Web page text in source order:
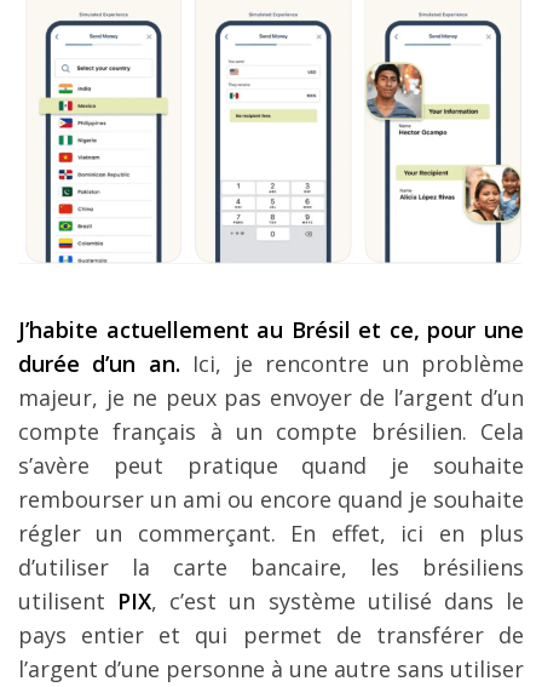
J’habite actuellement au Brésil et ce, pour une
durée d’un an. Ici, je rencontre un problème
majeur, je ne peux pas envoyer de l’argent d’un
compte français à un compte brésilien. Cela
s’avère peut pratique quand je souhaite
rembourser un ami ou encore quand je souhaite
régler un commerçant. En effet, ici en plus
d’utiliser la carte bancaire, les brésiliens
utilisent PIX, c’est un système utilisé dans le
pays entier et qui permet de transférer de
l’argent d’une personne à une autre sans utiliser